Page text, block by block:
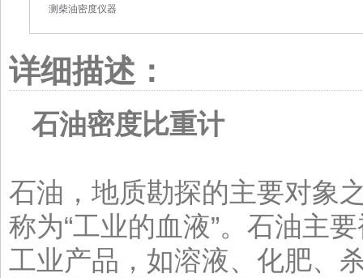
测柴油密度仪器
详细描述：
石油密度比重计
石油，地质勘探的主要对象
称为“工业的血液”。石油主
工业产品，如溶液、化肥、